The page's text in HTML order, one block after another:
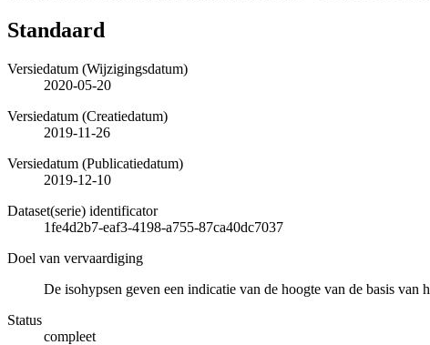
Standaard
Versiedatum (Wijzigingsdatum)
2020-05-20
Versiedatum (Creatiedatum)
2019-11-26
Versiedatum (Publicatiedatum)
2019-12-10
Dataset(serie) identificator
1fe4d2b7-eaf3-4198-a755-87ca40dc7037
Doel van vervaardiging
De isohypsen geven een indicatie van de hoogte van de basis van
Status
compleet